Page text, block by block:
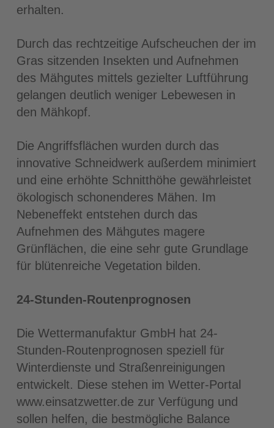
erhalten.
Durch das rechtzeitige Aufscheuchen der im
Gras sitzenden Insekten und Aufnehmen
des Mähgutes mittels gezielter Luftführung
gelangen deutlich weniger Lebewesen in
den Mähkopf.
Die Angriffsflächen wurden durch das
innovative Schneidwerk außerdem minimiert
und eine erhöhte Schnitthöhe gewährleistet
ökologisch schonenderes Mähen. Im
Nebeneffekt entstehen durch das
Aufnehmen des Mähgutes magere
Grünflächen, die eine sehr gute Grundlage
für blütenreiche Vegetation bilden.
24-Stunden-Routenprognosen
Die Wettermanufaktur GmbH hat 24-
Stunden-Routenprognosen speziell für
Winterdienste und Straßenreinigungen
entwickelt. Diese stehen im Wetter-Portal
www.einsatzwetter.de zur Verfügung und
sollen helfen, die bestmögliche Balance